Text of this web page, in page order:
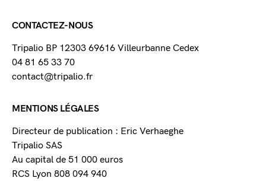
CONTACTEZ-NOUS
Tripalio BP 12303 69616 Villeurbanne Cedex
04 81 65 33 70
contact@tripalio.fr
MENTIONS LÉGALES
Directeur de publication : Eric Verhaeghe
Tripalio SAS
Au capital de 51 000 euros
RCS Lyon 808 094 940